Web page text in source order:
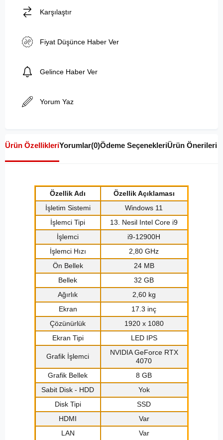
Karşılaştır
Fiyat Düşünce Haber Ver
Gelince Haber Ver
Yorum Yaz
Ürün ÖzellikleriYorumlar(0)Ödeme SeçenekleriÜrün Önerileri
Özellik Adı
Özellik Açıklaması
İşletim Sistemi
Windows 11
İşlemci Tipi
13. Nesil Intel Core i9
İşlemci
i9-12900H
İşlemci Hızı
2,80 GHz
Ön Bellek
24 MB
Bellek
32 GB
Ağırlık
2,60 kg
Ekran
17.3 inç
Çözünürlük
1920 x 1080
Ekran Tipi
LED IPS
Grafik İşlemci
NVIDIA GeForce RTX
4070
Grafik Bellek
8 GB
Sabit Disk - HDD
Yok
Disk Tipi
SSD
HDMI
Var
LAN
Var